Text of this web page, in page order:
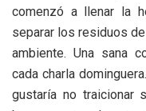
comenzó a llenar la
separar los residuos
ambiente. Una sana
cada charla
gustaría no traicionar